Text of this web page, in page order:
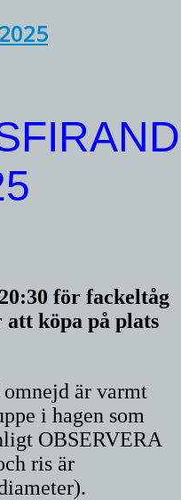
för fackeltåg
köpa på plats
är varmt
i hagen som
OBSERVERA
ris är